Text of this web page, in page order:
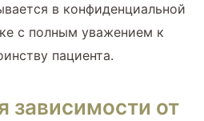
в конфиденциальной
с полным уважением к
пациента.
зависимости от